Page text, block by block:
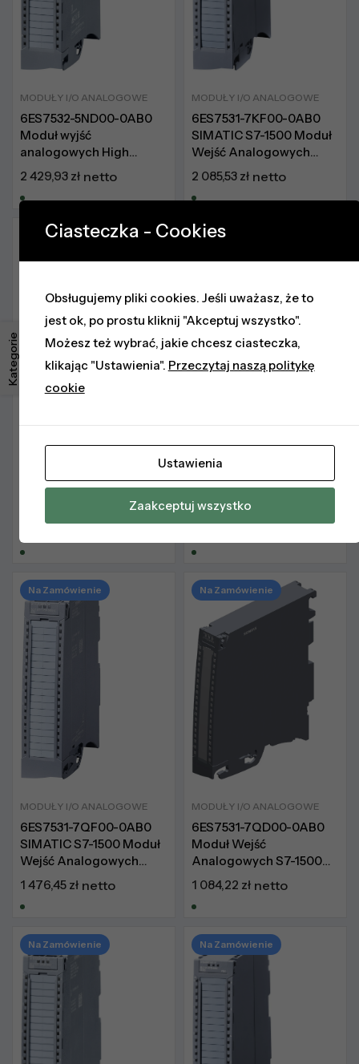
Kategorie
MODUŁY I/O ANALOGOWE
6ES7532-5ND00-0AB0
Moduł wyjść
analogowych High
Feature
2 429,93 zł netto
MODUŁY I/O ANALOGOWE
6ES7531-7KF00-0AB0
SIMATIC S7-1500 Moduł
Wejść Analogowych
Standard
2 085,53 zł netto
Na Zamówienie
SIMATIC S7-1500 Moduł
Na Zamówienie
6ES7536-1MF00-0AB0
Moduł Wejść
Analogowych Fail-Safe
Na Zamówienie
MODUŁY I/O ANALOGOWE
6ES7531-7QF00-0AB0
SIMATIC S7-1500 Moduł
Wejść Analogowych
Basic
1 476,45 zł netto
Na Zamówienie
MODUŁY I/O ANALOGOWE
6ES7531-7QD00-0AB0
Moduł Wejść
Analogowych S7-1500
Wąski
1 084,22 zł netto
Na Zamówienie Na Zamówienie
Ciasteczka - Cookies
Obsługujemy pliki cookies. Jeśli uważasz, że to
jest ok, po prostu kliknij "Akceptuj wszystko".
Możesz też wybrać, jakie chcesz ciasteczka,
klikając "Ustawienia". Przeczytaj naszą politykę
cookie
Ustawienia
Zaakceptuj wszystko